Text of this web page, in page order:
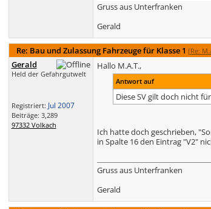
Gruss aus Unterfranken
Gerald
Re: Bau und Zulassung Fahrzeuge für Klasse 1 [Re:
Gerald
Held der Gefahrgutwelt
Registriert: Jul 2007
Beiträge: 3,289
97332 Volkach
Hallo M.A.T.,
Antwort auf
Diese SV gilt doch nicht
Ich hatte doch geschrieben,
in Spalte 16 den Eintrag "V2"
Gruss aus Unterfranken
Gerald